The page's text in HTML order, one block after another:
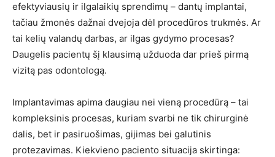
efektyviausių ir ilgalaikių sprendimų – dantų implantai,
tačiau žmonės dažnai dvejoja dėl procedūros trukmės. Ar
tai kelių valandų darbas, ar ilgas gydymo procesas?
Daugelis pacientų šį klausimą užduoda dar prieš pirmą
vizitą pas odontologą.
Implantavimas apima daugiau nei vieną procedūrą – tai
kompleksinis procesas, kuriam svarbi ne tik chirurginė
dalis, bet ir pasiruošimas, gijimas bei galutinis
protezavimas. Kiekvieno paciento situacija skirtinga: